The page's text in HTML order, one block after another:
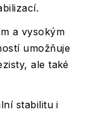
a vysokým
umožňuje
ale také
stabilitu i